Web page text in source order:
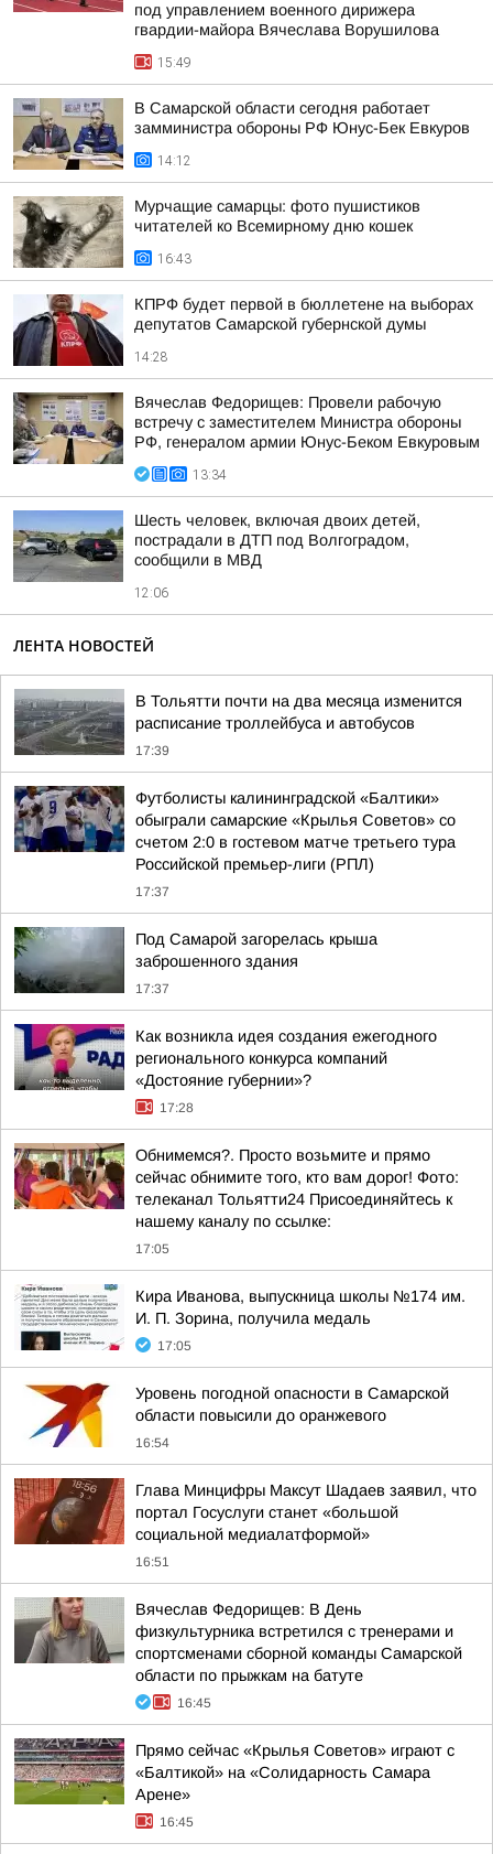
под управлением военного дирижера
гвардии-майора Вячеслава Ворушилова
15:49
В Самарской области сегодня работает
замминистра обороны РФ Юнус-Бек Евкуров
14:12
Мурчащие самарцы: фото пушистиков
читателей ко Всемирному дню кошек
16:43
КПРФ будет первой в бюллетене на выборах
депутатов Самарской губернской думы
14:28
Вячеслав Федорищев: Провели рабочую
встречу с заместителем Министра обороны
РФ, генералом армии Юнус-Беком Евкуровым
13:34
Шесть человек, включая двоих детей,
пострадали в ДТП под Волгоградом,
сообщили в МВД
12:06
ЛЕНТА НОВОСТЕЙ
В Тольятти почти на два месяца изменится
расписание троллейбуса и автобусов
17:39
Футболисты калининградской «Балтики»
обыграли самарские «Крылья Советов» со
счетом 2:0 в гостевом матче третьего тура
Российской премьер-лиги (РПЛ)
17:37
Под Самарой загорелась крыша
заброшенного здания
17:37
Как возникла идея создания ежегодного
регионального конкурса компаний
«Достояние губернии»?
17:28
Обнимемся?. Просто возьмите и прямо
сейчас обнимите того, кто вам дорог! Фото:
телеканал Тольятти24 Присоединяйтесь к
нашему каналу по ссылке:
17:05
Кира Иванова, выпускница школы №174 им.
И. П. Зорина, получила медаль
17:05
Уровень погодной опасности в Самарской
области повысили до оранжевого
16:54
Глава Минцифры Максут Шадаев заявил, что
портал Госуслуги станет «большой
социальной медиалатформой»
16:51
Вячеслав Федорищев: В День
физкультурника встретился с тренерами и
спортсменами сборной команды Самарской
области по прыжкам на батуте
16:45
Прямо сейчас «Крылья Советов» играют с
«Балтикой» на «Солидарность Самара
Арене»
16:45